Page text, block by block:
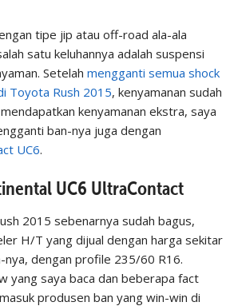
tipe jip atau off-road ala-ala
satu keluhannya adalah suspensi
Setelah mengganti semua shock
Toyota Rush 2015, kenyamanan sudah
kenyamanan ekstra, saya
ban-nya juga dengan
UC6.
UC6 UltraContact
2015 sebenarnya sudah bagus,
H/T yang dijual dengan harga sekitar
nya, dengan profile 235/60 R16.
yang saya baca dan beberapa fact
produsen ban yang win-win di